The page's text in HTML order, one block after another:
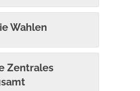
Wahlen
Zentrales